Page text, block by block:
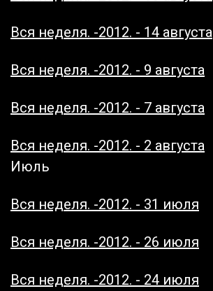
Вся неделя. -2012. - 14 августа
Вся неделя. -2012. - 9 августа
Вся неделя. -2012. - 7 августа
Вся неделя. -2012. - 2 августа
Июль
Вся неделя. -2012. - 31 июля
Вся неделя. -2012. - 26 июля
Вся неделя. -2012. - 24 июля